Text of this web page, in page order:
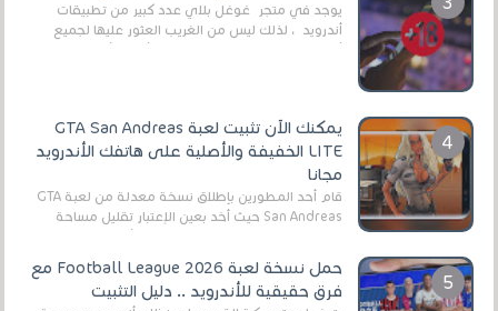
يوجد في متجر غوغل بلاي عدد كبير من تطبيقات
أندرويد ، لذلك ليس من الغريب العثور عليها لجميع
يمكنك الآن تثبيت لعبة GTA San Andreas
LITE الخفيفة والأصلية على هاتفك الأندرويد
مجانا
قام أحد المطورين بإطلاق نسخة معدلة من لعبة GTA
San Andreas حيث أخد بعين الإعتبار تقليل مساحة
حمل نسخة لعبة Football League 2026 مع
فرق حقيقية للأندرويد .. دليل التثبيت